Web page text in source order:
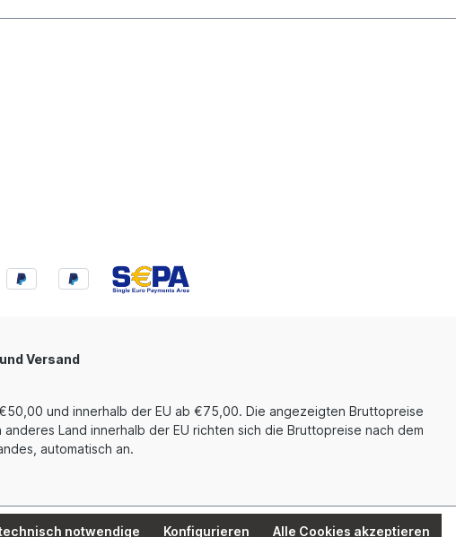
Versand
und innerhalb der EU ab €75,00. Die angezeigten Bruttopreise
Land innerhalb der EU richten sich die Bruttopreise nach dem
automatisch an.
notwendige Konfigurieren Alle Cookies akzeptieren